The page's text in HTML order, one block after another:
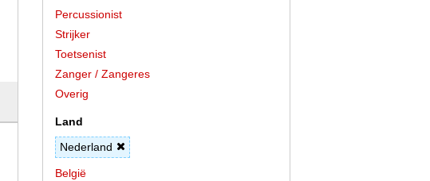
Percussionist
Strijker
Toetsenist
Zanger / Zangeres
Overig
Land
Nederland
België